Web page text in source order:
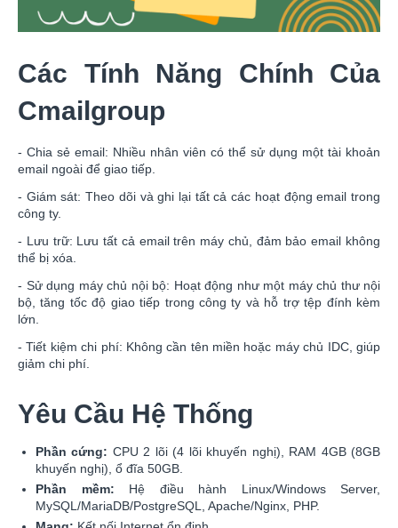
Các Tính Năng Chính Của
Cmailgroup
- Chia sẻ email: Nhiều nhân viên có thể sử dụng một tài khoản
email ngoài để giao tiếp.
- Giám sát: Theo dõi và ghi lại tất cả các hoạt động email trong
công ty.
- Lưu trữ: Lưu tất cả email trên máy chủ, đảm bảo email không
thể bị xóa.
- Sử dụng máy chủ nội bộ: Hoạt động như một máy chủ thư nội
bộ, tăng tốc độ giao tiếp trong công ty và hỗ trợ tệp đính kèm
lớn.
- Tiết kiệm chi phí: Không cần tên miền hoặc máy chủ IDC, giúp
giảm chi phí.
Yêu Cầu Hệ Thống
Phần cứng: CPU 2 lõi (4 lõi khuyến nghị), RAM 4GB (8GB
khuyến nghị), ổ đĩa 50GB.
Phần mềm: Hệ điều hành Linux/Windows Server,
MySQL/MariaDB/PostgreSQL, Apache/Nginx, PHP.